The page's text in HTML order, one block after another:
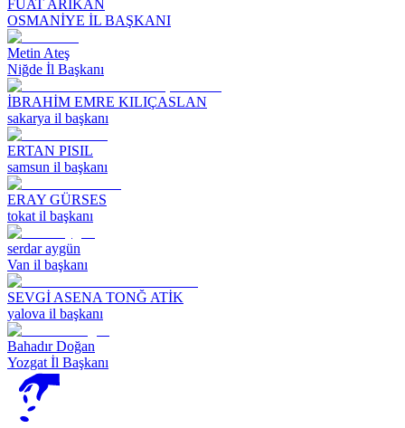
FUAT ARIKAN
OSMANİYE İL BAŞKANI
Metin Ateş
Niğde İl Başkanı
İBRAHİM EMRE KILIÇASLAN
sakarya il başkanı
ERTAN PISIL
samsun il başkanı
ERAY GÜRSES
tokat il başkanı
serdar aygün
Van il başkanı
SEVGİ ASENA TONĞ ATİK
yalova il başkanı
Bahadır Doğan
Yozgat İl Başkanı